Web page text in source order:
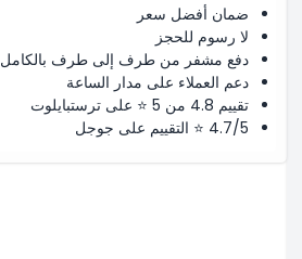
ضمان أفضل سعر
لا رسوم للحجز
دفع مشفر من طرف إلى طرف بالكامل
دعم العملاء على مدار الساعة
تقييم 4.8 من 5 ⭐ على ترستبايلوت
4.7/5 ⭐ التقييم على جوجل